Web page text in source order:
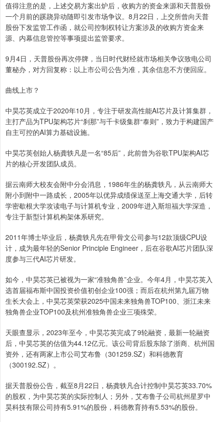
值得注意的是，上述交易方案出炉后，收购方的资金来源和天普股份
一个月前的蹊跷异动随即引发市场争议。8月22日，上交所曾向天普
股份下发监管工作函，就公司控制权转让方案涉及的收购方资金来
源、内幕信息管控等事项提出监管要求。
9月4日，天普股份再次停牌，当日时代财经就市场相关争议致电公司
董秘办，对方回复称：以上市公司公告为准，其余信息不方便回应。
曲线上市？
中昊芯英成立于2020年10月，专注于研发高性能AI芯片及计算集群，
主打产品为TPU架构芯片“刹那”与千卡级集群“泰则”，致力于构建国产
自主可控的AI算力基础设施。
中昊芯英创始人杨龚轶凡是一名“85后”，此前曾为谷歌TPU架构AI芯
片的核心开发团队成员。
据云南师大校友会附中分会消息，1986年生的杨龚轶凡，从云南师大
附小到附中一路成长，2005年以优异成绩保送至上海交通大学，后转
学密歇根大学攻读电子与计算机专业，2009年进入斯坦福大学深造，
专注于新型计算机构架体系研究。
2011年博士毕业后，杨龚轶凡先在甲骨文公司参与12款顶级CPU设
计，成为最年轻的Senior Principle Engineer，后在谷歌AI芯片团队深
度参与三代AI芯片研发。
如今，中昊芯英已被视为一家“准独角兽”企业。今年4月，中昊芯英入
选首届福布斯中国投资价值初创企业100强；而后在杭州第九届万物
生长大会上，中昊芯英荣获2025中国未来独角兽TOP100、浙江未来
独角兽企业TOP100及杭州准独角兽企业三项殊荣。
天眼查显示，2023年至今，中昊芯英完成了9轮融资，最新一轮融资
后，中昊芯英的估值为44.12亿元。该公司背后股东除了浙商、杭州国
资外，还有两家上市公司艾布鲁（301259.SZ）和科德教育
（300192.SZ）。
据天普股份公告，截至8月22日，杨龚轶凡合计控制中昊芯英33.70%
的股权，为中昊芯英的实际控制人；另外，艾布鲁子公司杭州星罗中
昊科技有限公司持有5.91%的股份，科德教育持有5.53%的股份。